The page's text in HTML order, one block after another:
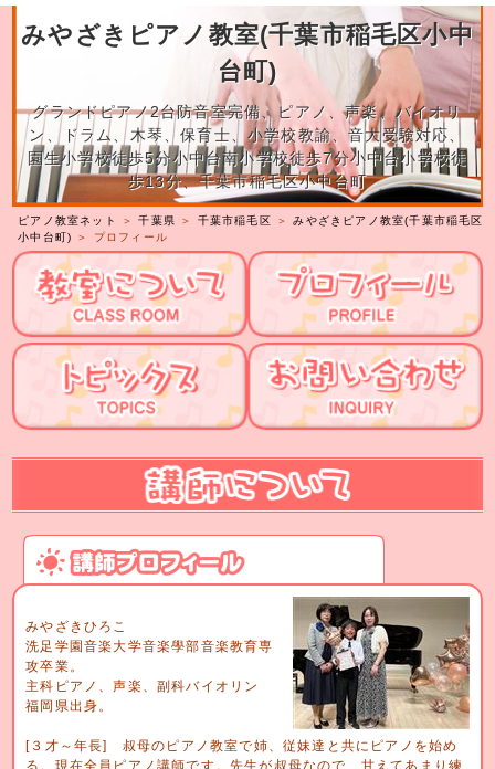
みやざきピアノ教室(千葉市稲毛区小中
台町)
グランドピアノ2台防音室完備、ピアノ、声楽、バイオリ
ン、ドラム、木琴、保育士、小学校教諭、音大受験対応、
園生小学校徒歩5分小中台南小学校徒歩7分小中台小学校徒
歩13分、千葉市稲毛区小中台町
ピアノ教室ネット ＞千葉県 ＞ 千葉市稲毛区 ＞みやざきピアノ教室(千葉市稲毛区
小中台町)
＞ プロフィール
みやざきひろこ
洗足学園音楽大学音楽學部音楽教育専
攻卒業。
主科ピアノ、声楽、副科バイオリン
福岡県出身。
[３才～年長] 叔母のピアノ教室で姉、従妹達と共にピアノを始め
る。現在全員ピアノ講師です。先生が叔母なので、甘えてあまり練